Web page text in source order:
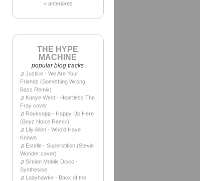
< anteriores
THE HYPE
MACHINE
popular blog tracks
♫ Justice - We Are Your
Friends (Something Wrong
Bass Remix)
♫ Kanye West - Heartless The
Fray cover
♫ Royksopp - Happy Up Here
(Boyz Noize Remix)
♫ Lily Allen - Who'd Have
Known
♫ Estelle - Superstition (Stevie
Wonder cover)
♫ Simian Mobile Disco -
Synthesise
♫ Ladyhawke - Back of the